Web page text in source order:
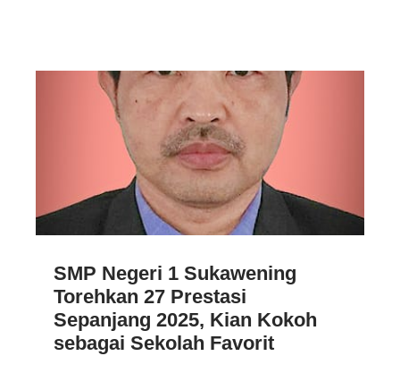
SMP Negeri 1 Sukawening
Torehkan 27 Prestasi
Sepanjang 2025, Kian Kokoh
sebagai Sekolah Favorit